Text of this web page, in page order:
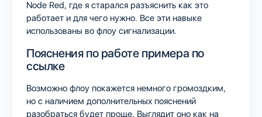
Node Red, где я старался разъяснить как это
работает и для чего нужно. Все эти навыке
использованы во флоу сигнализации.
Пояснения по работе примера по
ссылке
Возможно флоу покажется немного громоздким,
но с наличием дополнительных пояснений
разобраться будет проще. Выглядит оно как на